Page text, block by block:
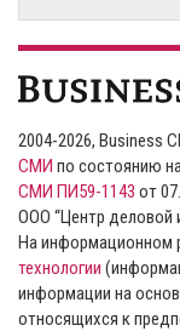
2004-2026, Business
СМИ по состоянию
СМИ ПИ59-1143 от
ООО “Центр деловой
На информационном
технологии
информации на
относящихся к